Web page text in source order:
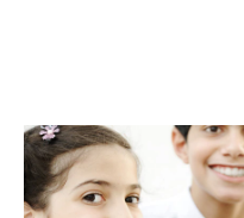
للمحترفين
الولايات المتحدة (الإنجليزية)